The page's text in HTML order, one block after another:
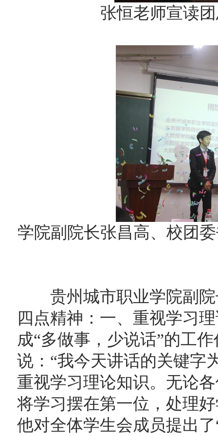
张恒老师宣读
学院副院长张昌高、校团
贵州城市职业学院副院
四点精神：一、重视学习
成“多做事，少说话”的工
说：“我今天讲话的关键字
重视学习理论知识。无论
将学习摆在第一位，处理
他对全体学生会成员提出